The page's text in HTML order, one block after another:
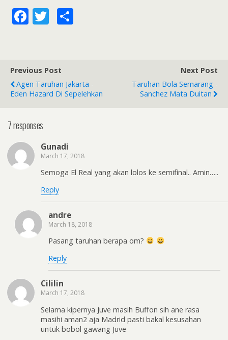
F
b
o
o
k
T
er
Previous Post
Agen Taruhan Jakarta -
Eden Hazard Di Sepelehkan
Next Post
Taruhan Bola Semarang -
Sanchez Mata Duitan
7 responses
Gunadi
March 17, 2018
Semoga El Real yang akan lolos ke semifinal.. Amin…..
Reply
andre
March 18, 2018
Pasang taruhan berapa om?
Reply
Cililin
March 17, 2018
Selama kipernya Juve masih Buffon sih ane rasa
masihi aman2 aja Madrid pasti bakal kesusahan
untuk bobol gawang Juve